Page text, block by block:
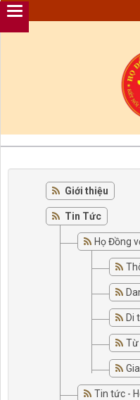
Giới thiệu
Tin Tức
Họ Đồng
Di
Từ
Tin tức -